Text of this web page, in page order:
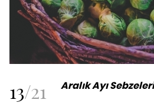
13/21 Aralık Ayı Sebzeleri